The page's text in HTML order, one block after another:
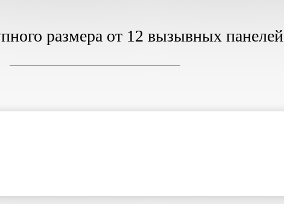
размера от 12 вызывных панелей